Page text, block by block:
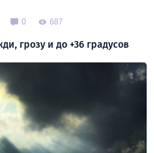
0 687
грозу и до +36 градусов